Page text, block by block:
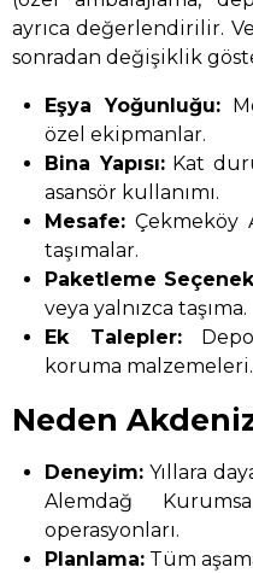
ayrıca değerlendirilir.
sonradan değişiklik
Eşya Yoğunluğu:
özel ekipmanlar.
Bina Yapısı:Kat
asansör kullanımı.
Mesafe: Çekmeköy
taşımalar.
Paketleme
veya yalnızca taşıma.
Ek Talepler:
koruma malzemeleri.
Neden
Deneyim: Yıllara
Alemdağ
operasyonları.
Planlama: Tüm